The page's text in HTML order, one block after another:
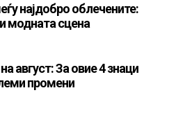
најдобро облечените:
модната сцена
август: За овие 4 знаци
промени